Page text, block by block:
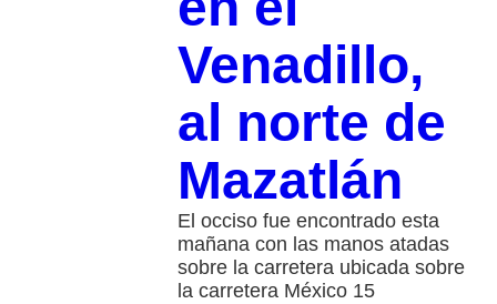
Venadillo,
al norte de
Mazatlán
El occiso fue encontrado esta
mañana con las manos atadas
sobre la carretera ubicada sobre
la carretera México 15